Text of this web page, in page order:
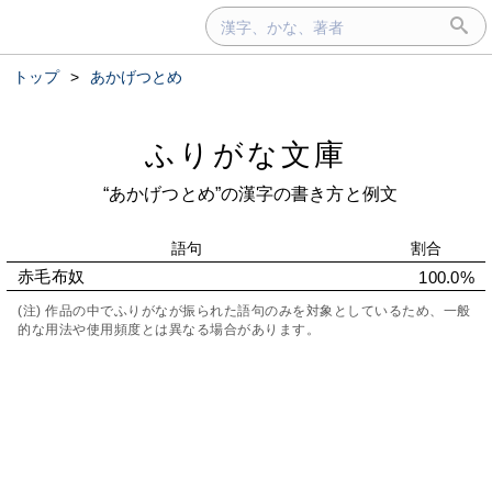
トップ > あかげつとめ
ふりがな文庫
“あかげつとめ”の漢字の書き方と例文
語句 割合
赤毛布奴 100.0%
(注) 作品の中でふりがなが振られた語句のみを対象としているため、一般
的な用法や使用頻度とは異なる場合があります。